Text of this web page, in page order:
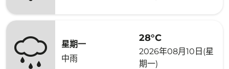
星期一
中雨
28°C
2026年08月10日(星
期一)